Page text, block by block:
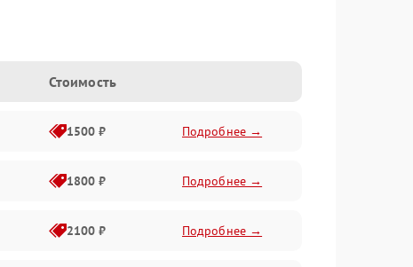
Стоимость
1500 ₽ Подробнее →
1800 ₽ Подробнее →
2100 ₽ Подробнее →